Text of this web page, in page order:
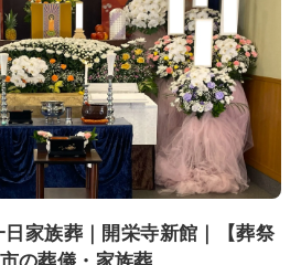
日家族葬｜開栄寺新館｜【葬祭